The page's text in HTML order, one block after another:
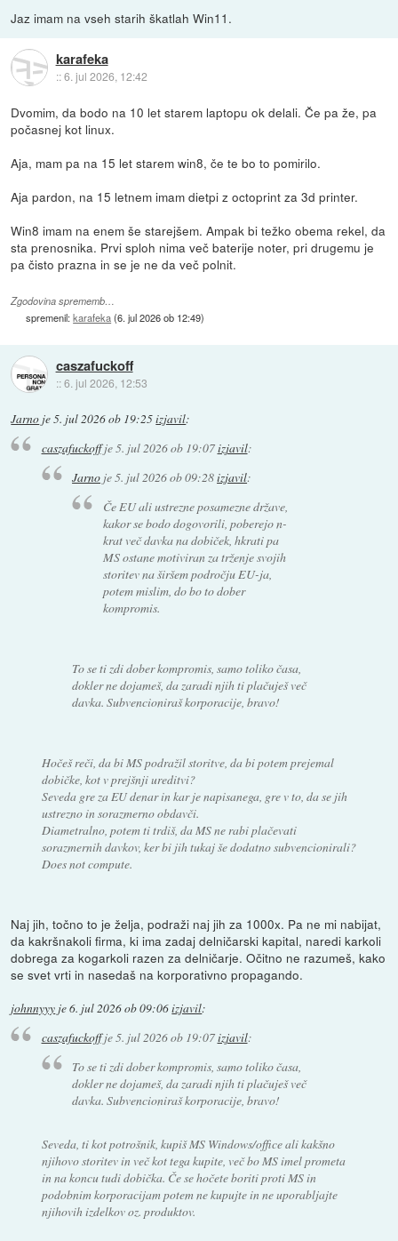
Jaz imam na vseh starih škatlah Win11.
karafeka
::6. jul 2026, 12:42
Dvomim, da bodo na 10 let starem laptopu ok delali. Če pa že, pa
počasnej kot linux.
Aja, mam pa na 15 let starem win8, če te bo to pomirilo.
Aja pardon, na 15 letnem imam dietpi z octoprint za 3d printer.
Win8 imam na enem še starejšem. Ampak bi težko obema rekel, da
sta prenosnika. Prvi sploh nima več baterije noter, pri drugemu je
pa čisto prazna in se je ne da več polnit.
Zgodovina sprememb…
spremenil:karafeka(6. jul 2026 ob 12:49)
caszafuckoff
::6. jul 2026, 12:53
Jarno je5. jul 2026 ob 19:25izjavil:
caszafuckoffje5. jul 2026 ob 19:07izjavil:
Jarno je5. jul 2026 ob 09:28izjavil:
Če EU ali ustrezne posamezne države,
kakor se bodo dogovorili, poberejo n-
krat več davka na dobiček, hkrati pa
MS ostane motiviran za trženje svojih
storitev na širšem področju EU-ja,
potem mislim, do bo to dober
kompromis.
To se ti zdi dober kompromis, samo toliko časa,
dokler ne dojameš, da zaradi njih ti plačuješ več
davka. Subvencioniraš korporacije, bravo!
Hočeš reči, da bi MS podražil storitve, da bi potem prejemal
dobičke, kot v prejšnji ureditvi?
Seveda gre za EU denar in kar je napisanega, gre v to, da se jih
ustrezno in sorazmerno obdavči.
Diametralno, potem ti trdiš, da MS ne rabi plačevati
sorazmernih davkov, ker bi jih tukaj še dodatno subvencionirali?
Does not compute.
Naj jih, točno to je želja, podraži naj jih za 1000x. Pa ne mi nabijat,
da kakršnakoli firma, ki ima zadaj delničarski kapital, naredi karkoli
dobrega za kogarkoli razen za delničarje. Očitno ne razumeš, kako
se svet vrti in nasedaš na korporativno propagando.
johnnyyy je6. jul 2026 ob 09:06izjavil:
caszafuckoffje5. jul 2026 ob 19:07izjavil:
To se ti zdi dober kompromis, samo toliko časa,
dokler ne dojameš, da zaradi njih ti plačuješ več
davka. Subvencioniraš korporacije, bravo!
Seveda, ti kot potrošnik, kupiš MS Windows/office ali kakšno
njihovo storitev in več kot tega kupite, več bo MS imel prometa
in na koncu tudi dobička. Če se hočete boriti proti MS in
podobnim korporacijam potem ne kupujte in ne uporabljajte
njihovih izdelkov oz. produktov.